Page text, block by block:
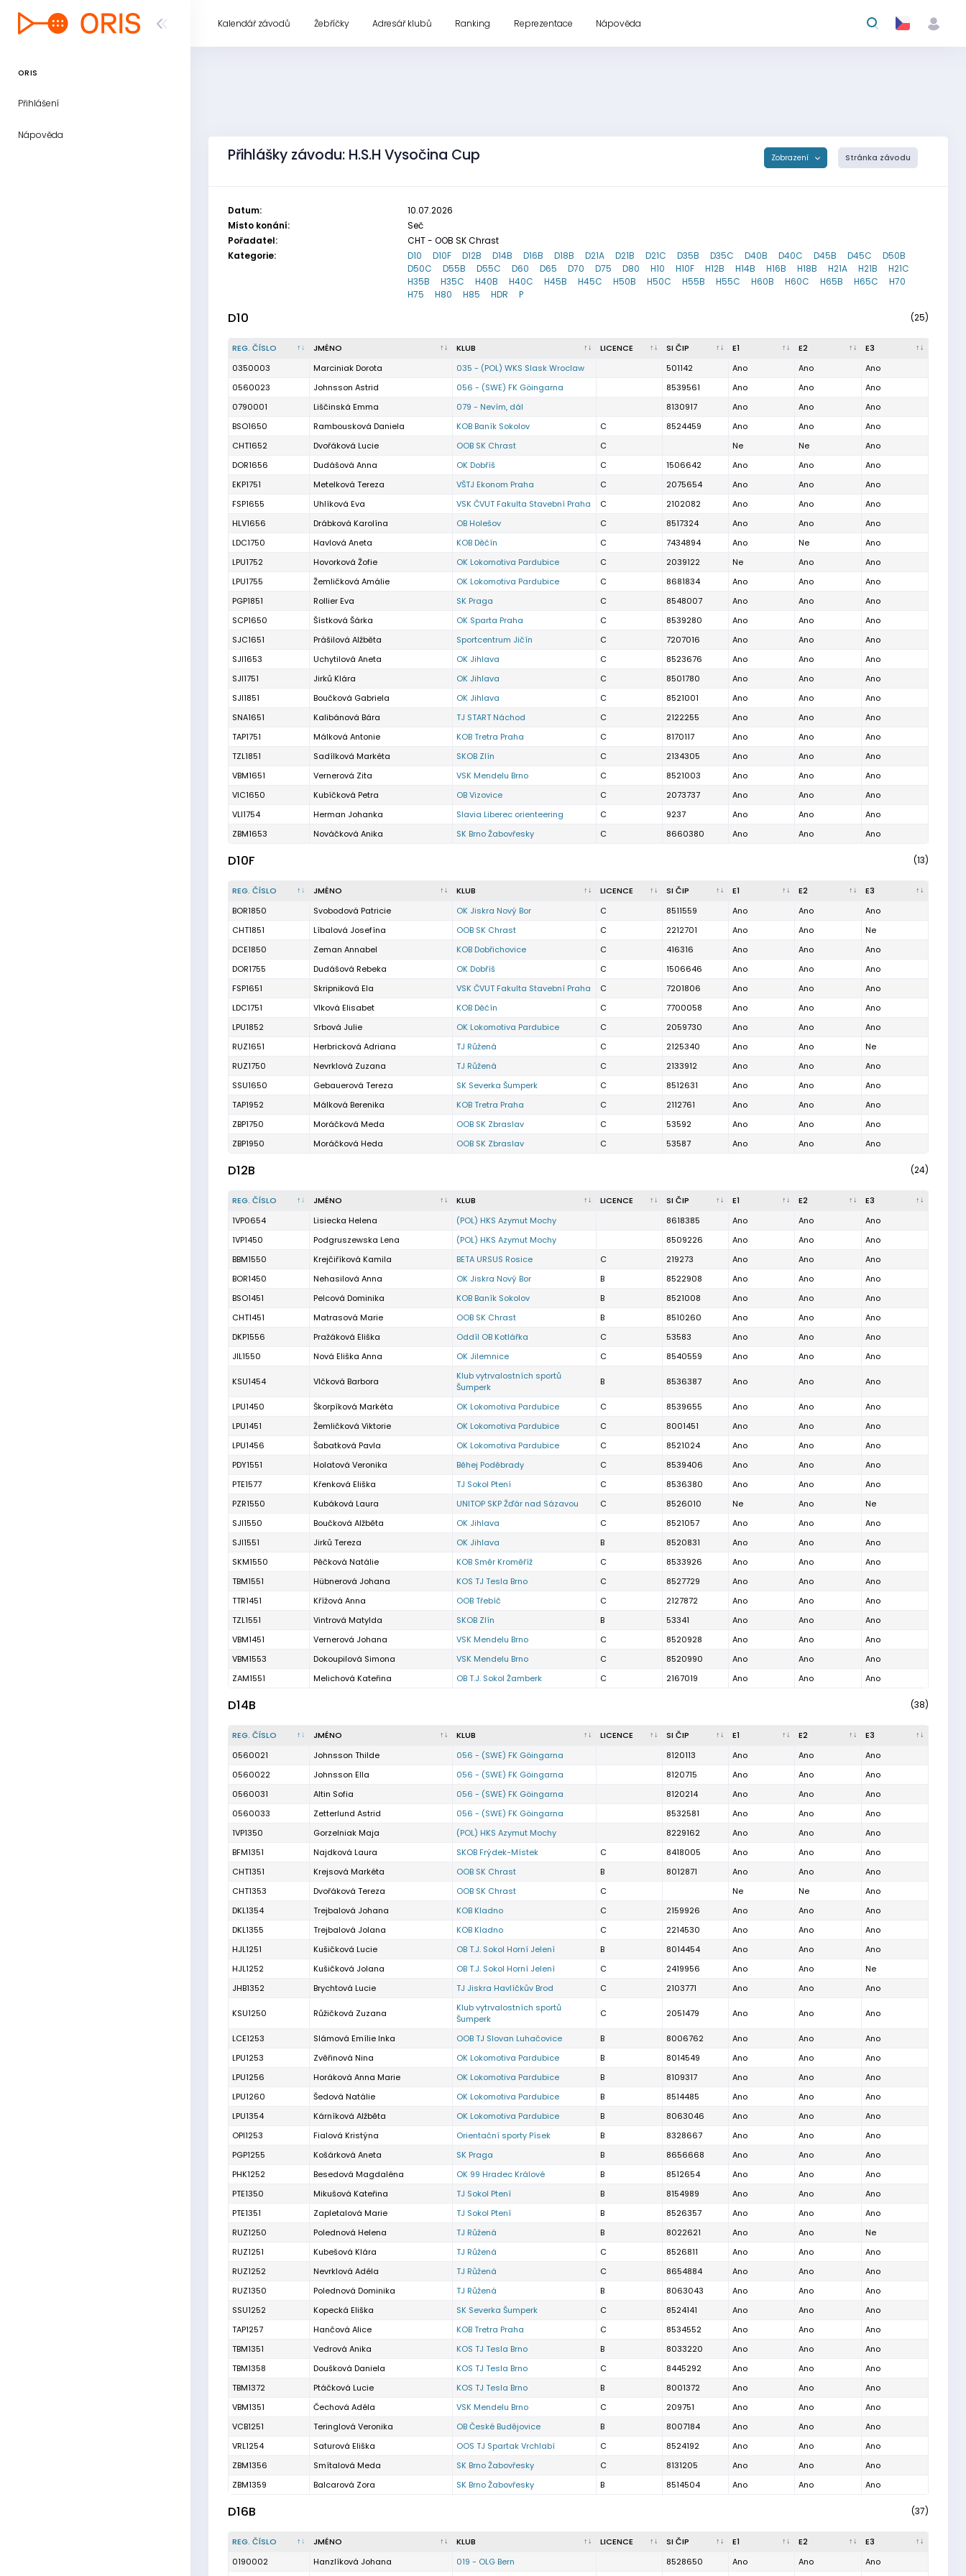
ORIS
Přihlášení
Nápověda
Kalendář závodů Žebříčky Adresář klubů Ranking Reprezentace Nápověda
Přihlášky závodu: H.S.H Vysočina Cup Zobrazení Stránka závodu
Datum:
10.07.2026
Místo konání:
Seč
Pořadatel:
CHT - OOB SK Chrast
Kategorie:
D10 D10F D12B D14B D16B D18B D21A D21B D21C D35B D35C D40B D40C D45B D45C
D50B
D50C
D55B D55C D60 D65 D70 D75 D80 H10 H10F H12B H14B H16B H18B H21A H21B
H21C
H35B
H35C H40B H40C H45B H45C H50B H50C H55B H55C H60B H60C H65B H65C
H70
H75
H80 H85 HDR P
D10 (25)
REG. ČÍSLO JMÉNO KLUB LICENCE SI ČIP E1 E2
E3
0350003
Marciniak Dorota 035 - (POL) WKS Slask Wroclaw 501142 Ano Ano
Ano
0560023
Johnsson Astrid 056 - (SWE) FK Göingarna 8539561 Ano Ano
Ano
0790001
Liščinská Emma 079 - Nevím, dál 8130917 Ano Ano
Ano
BSO1650
Rambousková Daniela KOB Baník Sokolov C 8524459 Ano Ano
Ano
CHT1652
Dvořáková Lucie OOB SK Chrast C Ne Ne
Ano
DOR1656
Dudášová Anna OK Dobříš C 1506642 Ano Ano
Ano
EKP1751
Metelková Tereza VŠTJ Ekonom Praha C 2075654 Ano Ano
Ano
FSP1655
Uhlíková Eva VSK ČVUT Fakulta Stavební Praha C 2102082 Ano Ano
Ano
HLV1656
Drábková Karolína OB Holešov C 8517324 Ano Ano
Ano
LDC1750
Havlová Aneta KOB Děčín C 7434894 Ano Ne
Ano
LPU1752
Hovorková Žofie OK Lokomotiva Pardubice C 2039122 Ne Ano
Ano
LPU1755
Žemličková Amálie OK Lokomotiva Pardubice C 8681834 Ano Ano
Ano
PGP1851
Rollier Eva SK Praga C 8548007 Ano Ano
Ano
SCP1650
Šístková Šárka OK Sparta Praha C 8539280 Ano Ano
Ano
SJC1651
Prášilová Alžběta Sportcentrum Jičín C 7207016 Ano Ano
Ano
SJI1653
Uchytilová Aneta OK Jihlava C 8523676 Ano Ano
Ano
SJI1751
Jirků Klára OK Jihlava C 8501780 Ano Ano
Ano
SJI1851
Boučková Gabriela OK Jihlava C 8521001 Ano Ano
Ano
SNA1651
Kalibánová Bára TJ START Náchod C 2122255 Ano Ano
Ano
TAP1751
Málková Antonie KOB Tretra Praha C 8170117 Ano Ano
Ano
TZL1851
Sadílková Markéta SKOB Zlín C 2134305 Ano Ano
Ano
VBM1651
Vernerová Zita VSK Mendelu Brno C 8521003 Ano Ano
Ano
VIC1650
Kubíčková Petra OB Vizovice C 2073737 Ano Ano
Ano
VLI1754
Herman Johanka Slavia Liberec orienteering C 9237 Ano Ano
Ano
ZBM1653
Nováčková Anika SK Brno Žabovřesky C 8660380 Ano Ano Ano
D10F (13)
REG. ČÍSLO JMÉNO KLUB LICENCE SI ČIP E1 E2
E3
BOR1850
Svobodová Patricie OK Jiskra Nový Bor C 8511559 Ano Ano
Ano
CHT1851
Líbalová Josefína OOB SK Chrast C 2212701 Ano Ano
Ne
DCE1850
Zeman Annabel KOB Dobřichovice C 416316 Ano Ano
Ano
DOR1755
Dudášová Rebeka OK Dobříš C 1506646 Ano Ano
Ano
FSP1651
Skripniková Ela VSK ČVUT Fakulta Stavební Praha C 7201806 Ano Ano
Ano
LDC1751
Vlková Elisabet KOB Děčín C 7700058 Ano Ano
Ano
LPU1852
Srbová Julie OK Lokomotiva Pardubice C 2059730 Ano Ano
Ano
RUZ1651
Herbricková Adriana TJ Růžená C 2125340 Ano Ano
Ne
RUZ1750
Nevrklová Zuzana TJ Růžená C 2133912 Ano Ano
Ano
SSU1650
Gebauerová Tereza SK Severka Šumperk C 8512631 Ano Ano
Ano
TAP1952
Málková Berenika KOB Tretra Praha C 2112761 Ano Ano
Ano
ZBP1750
Moráčková Meda OOB SK Zbraslav C 53592 Ano Ano
Ano
ZBP1950
Moráčková Heda OOB SK Zbraslav C 53587 Ano Ano Ano
D12B (24)
REG. ČÍSLO JMÉNO KLUB LICENCE SI ČIP E1 E2
E3
1VP0654
Lisiecka Helena (POL) HKS Azymut Mochy 8618385 Ano Ano
Ano
1VP1450
Podgruszewska Lena (POL) HKS Azymut Mochy 8509226 Ano Ano
Ano
BBM1550
Krejčiříková Kamila BETA URSUS Rosice C 219273 Ano Ano
Ano
BOR1450
Nehasilová Anna OK Jiskra Nový Bor B 8522908 Ano Ano
Ano
BSO1451
Pelcová Dominika KOB Baník Sokolov B 8521008 Ano Ano
Ano
CHT1451
Matrasová Marie OOB SK Chrast B 8510260 Ano Ano
Ano
DKP1556
Pražáková Eliška Oddíl OB Kotlářka C 53583 Ano Ano
Ano
JIL1550
Nová Eliška Anna OK Jilemnice C 8540559 Ano Ano Ano
KSU1454 Vlčková Barbora
Klub vytrvalostních sportů
Šumperk
B 8536387 Ano Ano Ano
LPU1450 Škorpíková Markéta OK Lokomotiva Pardubice C 8539655 Ano Ano
Ano
LPU1451
Žemličková Viktorie OK Lokomotiva Pardubice C 8001451 Ano Ano
Ano
LPU1456
Šabatková Pavla OK Lokomotiva Pardubice C 8521024 Ano Ano
Ano
PDY1551
Holatová Veronika Běhej Poděbrady C 8539406 Ano Ano
Ano
PTE1577
Křenková Eliška TJ Sokol Ptení C 8536380 Ano Ano
Ano
PZR1550
Kubáková Laura UNITOP SKP Žďár nad Sázavou C 8526010 Ne Ano
Ne
SJI1550
Boučková Alžběta OK Jihlava C 8521057 Ano Ano
Ano
SJI1551
Jirků Tereza OK Jihlava B 8520831 Ano Ano
Ano
SKM1550
Pěčková Natálie KOB Směr Kroměříž C 8533926 Ano Ano
Ano
TBM1551
Hübnerová Johana KOS TJ Tesla Brno C 8527729 Ano Ano
Ano
TTR1451
Křížová Anna OOB Třebíč C 2127872 Ano Ano
Ano
TZL1551
Vintrová Matylda SKOB Zlín B 53341 Ano Ano
Ano
VBM1451
Vernerová Johana VSK Mendelu Brno C 8520928 Ano Ano
Ano
VBM1553
Dokoupilová Simona VSK Mendelu Brno C 8520990 Ano Ano
Ano
ZAM1551
Melichová Kateřina OB T.J. Sokol Žamberk C 2167019 Ano Ano Ano
D14B (38)
REG. ČÍSLO JMÉNO KLUB LICENCE SI ČIP E1 E2
E3
0560021
Johnsson Thilde 056 - (SWE) FK Göingarna 8120113 Ano Ano
Ano
0560022
Johnsson Ella 056 - (SWE) FK Göingarna 8120715 Ano Ano
Ano
0560031
Altin Sofia 056 - (SWE) FK Göingarna 8120214 Ano Ano
Ano
0560033
Zetterlund Astrid 056 - (SWE) FK Göingarna 8532581 Ano Ano
Ano
1VP1350
Gorzelniak Maja (POL) HKS Azymut Mochy 8229162 Ano Ano
Ano
BFM1351
Najdková Laura SKOB Frýdek-Místek C 8418005 Ano Ano
Ano
CHT1351
Krejsová Markéta OOB SK Chrast B 8012871 Ano Ano
Ano
CHT1353
Dvořáková Tereza OOB SK Chrast C Ne Ne
Ano
DKL1354
Trejbalová Johana KOB Kladno C 2159926 Ano Ano
Ano
DKL1355
Trejbalová Jolana KOB Kladno C 2214530 Ano Ano
Ano
HJL1251
Kušičková Lucie OB T.J. Sokol Horní Jelení B 8014454 Ano Ano
Ano
HJL1252
Kušičková Jolana OB T.J. Sokol Horní Jelení C 2419956 Ano Ano
Ne
JHB1352
Brychtová Lucie TJ Jiskra Havlíčkův Brod C 2103771 Ano Ano Ano
KSU1250 Růžičková Zuzana
Klub vytrvalostních sportů
Šumperk
C 2051479 Ano Ano Ano
LCE1253 Slámová Emílie Inka OOB TJ Slovan Luhačovice B 8006762 Ano Ano
Ano
LPU1253
Zvěřinová Nina OK Lokomotiva Pardubice B 8014549 Ano Ano
Ano
LPU1256
Horáková Anna Marie OK Lokomotiva Pardubice B 8109317 Ano Ano
Ano
LPU1260
Šedová Natálie OK Lokomotiva Pardubice B 8514485 Ano Ano
Ano
LPU1354
Kárníková Alžběta OK Lokomotiva Pardubice B 8063046 Ano Ano
Ano
OPI1253
Fialová Kristýna Orientační sporty Písek B 8328667 Ano Ano
Ano
PGP1255
Košárková Aneta SK Praga B 8656668 Ano Ano
Ano
PHK1252
Besedová Magdaléna OK 99 Hradec Králové B 8512654 Ano Ano
Ano
PTE1350
Mikušová Kateřina TJ Sokol Ptení B 8154989 Ano Ano
Ano
PTE1351
Zapletalová Marie TJ Sokol Ptení B 8526357 Ano Ano
Ano
RUZ1250
Polednová Helena TJ Růžená B 8022621 Ano Ano
Ne
RUZ1251
Kubešová Klára TJ Růžená C 8526811 Ano Ano
Ano
RUZ1252
Nevrklová Adéla TJ Růžená C 8654884 Ano Ano
Ano
RUZ1350
Polednová Dominika TJ Růžená B 8063043 Ano Ano
Ano
SSU1252
Kopecká Eliška SK Severka Šumperk C 8524141 Ano Ano
Ano
TAP1257
Hančová Alice KOB Tretra Praha C 8534552 Ano Ano
Ano
TBM1351
Vedrová Anika KOS TJ Tesla Brno B 8033220 Ano Ano
Ano
TBM1358
Doušková Daniela KOS TJ Tesla Brno C 8445292 Ano Ano
Ano
TBM1372
Ptáčková Lucie KOS TJ Tesla Brno B 8001372 Ano Ano
Ano
VBM1351
Čechová Adéla VSK Mendelu Brno C 209751 Ano Ano
Ano
VCB1251
Teringlová Veronika OB České Budějovice B 8007184 Ano Ano
Ano
VRL1254
Saturová Eliška OOS TJ Spartak Vrchlabí C 8524192 Ano Ano
Ano
ZBM1356
Smítalová Meda SK Brno Žabovřesky C 8131205 Ano Ano
Ano
ZBM1359
Balcarová Zora SK Brno Žabovřesky B 8514504 Ano Ano Ano
D16B (37)
REG. ČÍSLO JMÉNO KLUB LICENCE SI ČIP E1 E2
E3
0190002
Hanzlíková Johana 019 - OLG Bern 8528650 Ano Ano
Ano